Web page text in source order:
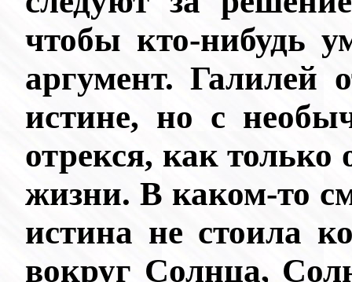
чтобы кто-нибудь
аргумент. Галилей
истине, но с
отрекся, как только
жизни. В каком-то
истина не стоила
вокруг Солнца,